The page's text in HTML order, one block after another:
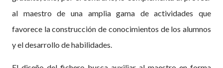
al maestro de una amplia gama de actividades que
favorece la construcción de conocimientos de los alumnos
y el desarrollo de habilidades.